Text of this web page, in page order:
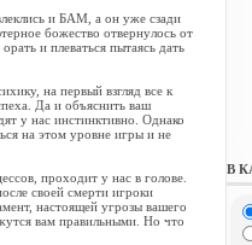
В
и БАМ, а он уже сзади
божество отвернулось от
и плеваться пытаясь дать
на первый взгляд все к
Да и объяснить ваш
у нас инстинктивно. Однако
на этом уровне игры и не
проходит у нас в голове.
своей смерти игроки
настоящей угрозы вашего
вам правильными. Но что